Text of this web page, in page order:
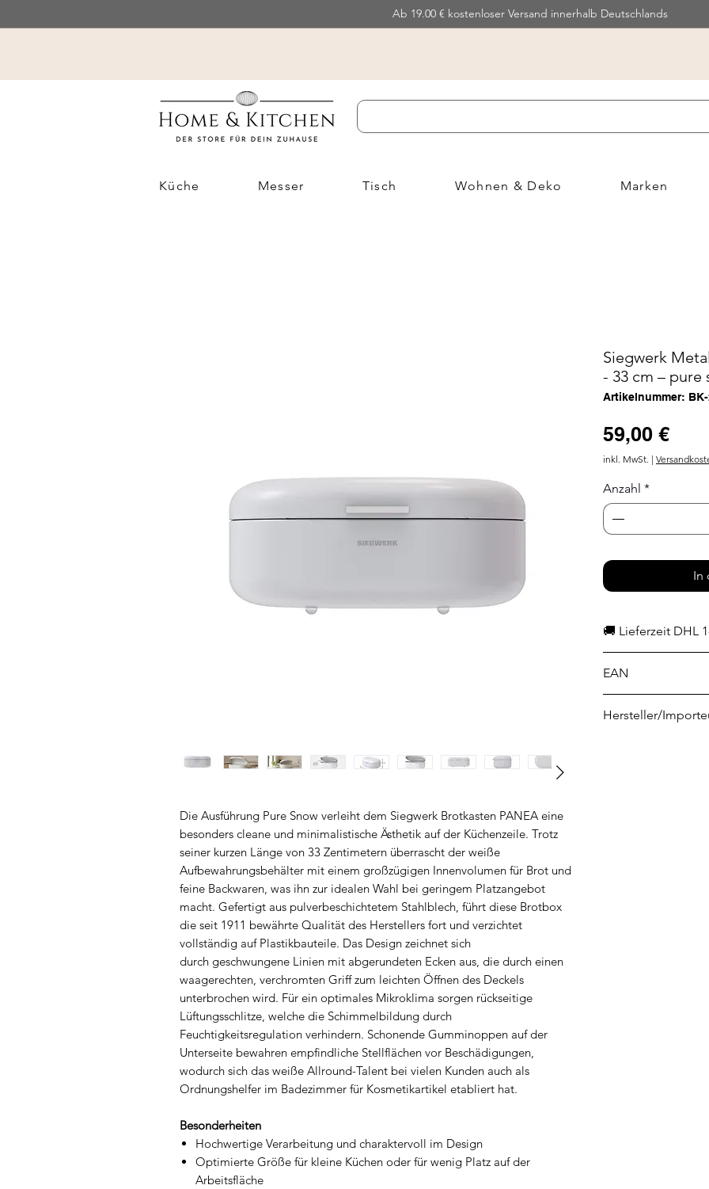
Ab 19.00 € kostenloser Versand innerhalb Deutschlands
Küche Messer Tisch Wohnen & Deko Marken
Die Ausführung Pure Snow verleiht dem Siegwerk Brotkasten PANEA eine
besonders cleane und minimalistische Ästhetik auf der Küchenzeile. Trotz
seiner kurzen Länge von 33 Zentimetern überrascht der weiße
Aufbewahrungsbehälter mit einem großzügigen Innenvolumen für Brot und
feine Backwaren, was ihn zur idealen Wahl bei geringem Platzangebot
macht. Gefertigt aus pulverbeschichtetem Stahlblech, führt diese Brotbox
die seit 1911 bewährte Qualität des Herstellers fort und verzichtet
vollständig auf Plastikbauteile. Das Design zeichnet sich
durch geschwungene Linien mit abgerundeten Ecken aus, die durch einen
waagerechten, verchromten Griff zum leichten Öffnen des Deckels
unterbrochen wird. Für ein optimales Mikroklima sorgen rückseitige
Lüftungsschlitze, welche die Schimmelbildung durch
Feuchtigkeitsregulation verhindern. Schonende Gumminoppen auf der
Unterseite bewahren empfindliche Stellflächen vor Beschädigungen,
wodurch sich das weiße Allround-Talent bei vielen Kunden auch als
Ordnungshelfer im Badezimmer für Kosmetikartikel etabliert hat.
Besonderheiten
Hochwertige Verarbeitung und charaktervoll im Design
Optimierte Größe für kleine Küchen oder für wenig Platz auf der
Arbeitsfläche
Siegwerk
- 33 cm – pure
Artikelnummer: BK-
59,00 €Preis
inkl. MwSt. |
Anzahl *
In
🚚 Lieferzeit DHL
EAN
Hersteller/